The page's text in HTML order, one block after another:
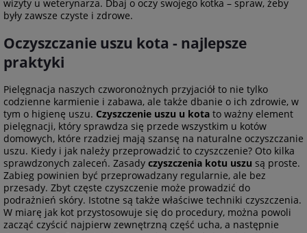
wizyty u weterynarza. Dbaj o oczy swojego kotka – spraw, żeby
były zawsze czyste i zdrowe.
Oczyszczanie uszu kota - najlepsze
praktyki
Pielęgnacja naszych czworonożnych przyjaciół to nie tylko
codzienne karmienie i zabawa, ale także dbanie o ich zdrowie, w
tym o higienę uszu. Czyszczenie uszu u kota to ważny element
pielęgnacji, który sprawdza się przede wszystkim u kotów
domowych, które rzadziej mają szansę na naturalne oczyszczanie
uszu. Kiedy i jak należy przeprowadzić to czyszczenie? Oto kilka
sprawdzonych zaleceń. Zasady czyszczenia kotu uszu są proste.
Zabieg powinien być przeprowadzany regularnie, ale bez
przesady. Zbyt częste czyszczenie może prowadzić do
podrażnień skóry. Istotne są także właściwe techniki czyszczenia.
W miarę jak kot przystosowuje się do procedury, można powoli
zacząć czyścić najpierw zewnętrzną część ucha, a następnie